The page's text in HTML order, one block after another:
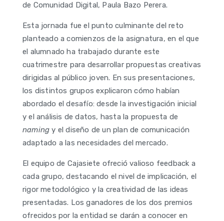
de Comunidad Digital, Paula Bazo Perera.
Esta jornada fue el punto culminante del reto
planteado a comienzos de la asignatura, en el que
el alumnado ha trabajado durante este
cuatrimestre para desarrollar propuestas creativas
dirigidas al público joven. En sus presentaciones,
los distintos grupos explicaron cómo habían
abordado el desafío: desde la investigación inicial
y el análisis de datos, hasta la propuesta de
naming y el diseño de un plan de comunicación
adaptado a las necesidades del mercado.
El equipo de Cajasiete ofreció valioso feedback a
cada grupo, destacando el nivel de implicación, el
rigor metodológico y la creatividad de las ideas
presentadas. Los ganadores de los dos premios
ofrecidos por la entidad se darán a conocer en